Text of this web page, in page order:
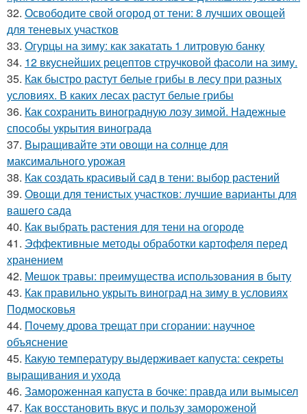
32. Освободите свой огород от тени: 8 лучших овощей
для теневых участков
33. Огурцы на зиму: как закатать 1 литровую банку
34. 12 вкуснейших рецептов стручковой фасоли на зиму.
35. Как быстро растут белые грибы в лесу при разных
условиях. В каких лесах растут белые грибы
36. Как сохранить виноградную лозу зимой. Надежные
способы укрытия винограда
37. Выращивайте эти овощи на солнце для
максимального урожая
38. Как создать красивый сад в тени: выбор растений
39. Овощи для тенистых участков: лучшие варианты для
вашего сада
40. Как выбрать растения для тени на огороде
41. Эффективные методы обработки картофеля перед
хранением
42. Мешок травы: преимущества использования в быту
43. Как правильно укрыть виноград на зиму в условиях
Подмосковья
44. Почему дрова трещат при сгорании: научное
объяснение
45. Какую температуру выдерживает капуста: секреты
выращивания и ухода
46. Замороженная капуста в бочке: правда или вымысел
47. Как восстановить вкус и пользу замороженой